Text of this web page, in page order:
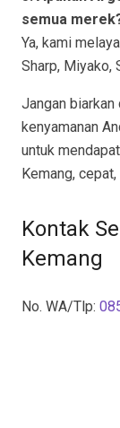
semua
Ya, kami
Sharp, Miyako,
Jangan
kenyamanan
untuk
Kemang,
Kontak
Kemang
No. WA/Tlp: